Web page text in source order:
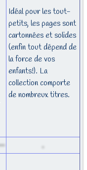
Idéal pour les tout-
petits, les pages sont
cartonnées et solides
(enfin tout dépend de
la force de vos
enfants!). La
collection comporte
de nombreux titres.